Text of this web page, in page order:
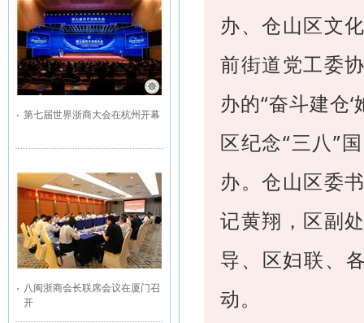
第七届世界浙商大会在杭州开幕
八闽浙商会长联席会议在厦门召
开
办、仓山区文
前街道党工委
办的“奋斗建仓
区纪念“三八”
办。仓山区委
记黄翔，区副
导、区妇联、
动。